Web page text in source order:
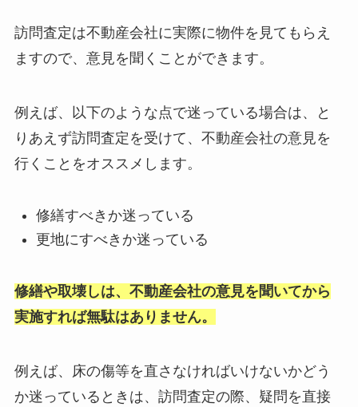
訪問査定は不動産会社に実際に物件を見てもらえ
ますので、意見を聞くことができます。
例えば、以下のような点で迷っている場合は、と
りあえず訪問査定を受けて、不動産会社の意見を
行くことをオススメします。
修繕すべきか迷っている
更地にすべきか迷っている
修繕や取壊しは、不動産会社の意見を聞いてから
実施すれば無駄はありません。
例えば、床の傷等を直さなければいけないかどう
か迷っているときは、訪問査定の際、疑問を直接